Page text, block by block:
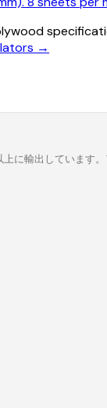
→
に輸出しています